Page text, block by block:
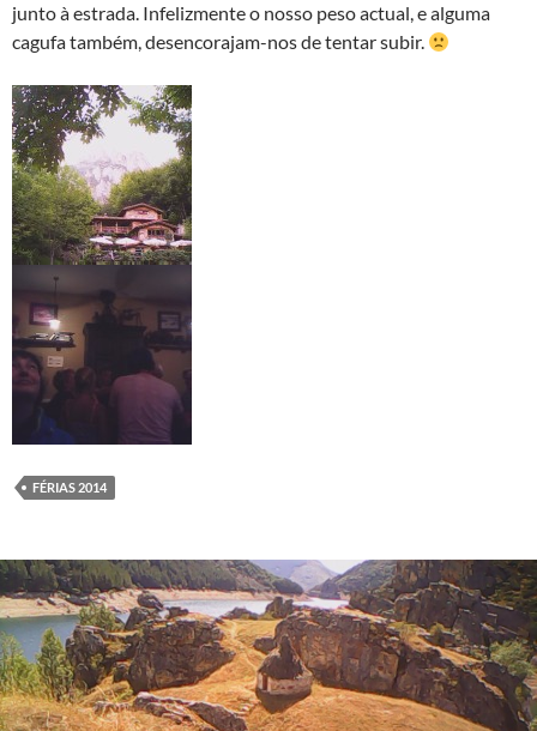
junto à estrada. Infelizmente o nosso peso actual, e alguma
cagufa também, desencorajam-nos de tentar subir.
FÉRIAS 2014